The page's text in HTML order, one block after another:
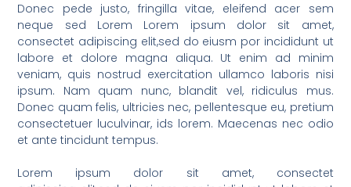
Donec pede justo, fringilla vitae, eleifend acer sem
neque sed Lorem Lorem ipsum dolor sit amet,
consectet adipiscing elit,sed do eiusm por incididunt ut
labore et dolore magna aliqua. Ut enim ad minim
veniam, quis nostrud exercitation ullamco laboris nisi
ipsum. Nam quam nunc, blandit vel, ridiculus mus.
Donec quam felis, ultricies nec, pellentesque eu, pretium
consectetuer luculvinar, ids lorem. Maecenas nec odio
et ante tincidunt tempus.
Lorem ipsum dolor sit amet, consectet